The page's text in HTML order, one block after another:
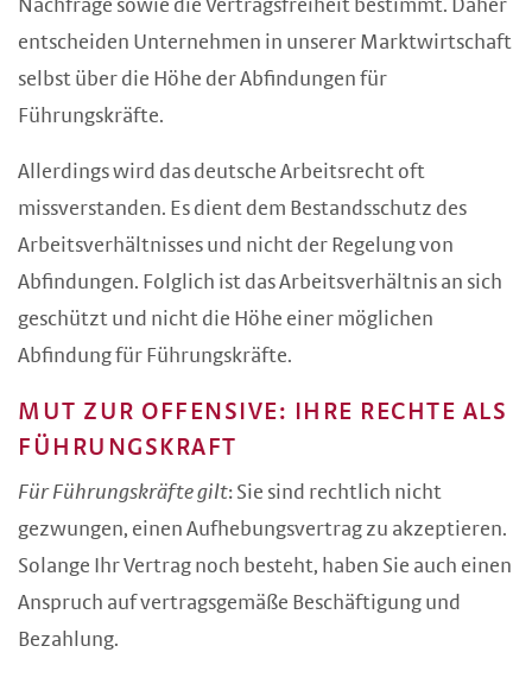
Nachfrage sowie die Vertragsfreiheit bestimmt. Daher
entscheiden Unternehmen in unserer Marktwirtschaft
selbst über die Höhe der Abfindungen für
Führungskräfte.
Allerdings wird das deutsche Arbeitsrecht oft
missverstanden. Es dient dem Bestandsschutz des
Arbeitsverhältnisses und nicht der Regelung von
Abfindungen. Folglich ist das Arbeitsverhältnis an sich
geschützt und nicht die Höhe einer möglichen
Abfindung für Führungskräfte.
MUT ZUR OFFENSIVE: IHRE RECHTE ALS
FÜHRUNGSKRAFT
Für Führungskräfte gilt: Sie sind rechtlich nicht
gezwungen, einen Aufhebungsvertrag zu akzeptieren.
Solange Ihr Vertrag noch besteht, haben Sie auch einen
Anspruch auf vertragsgemäße Beschäftigung und
Bezahlung.